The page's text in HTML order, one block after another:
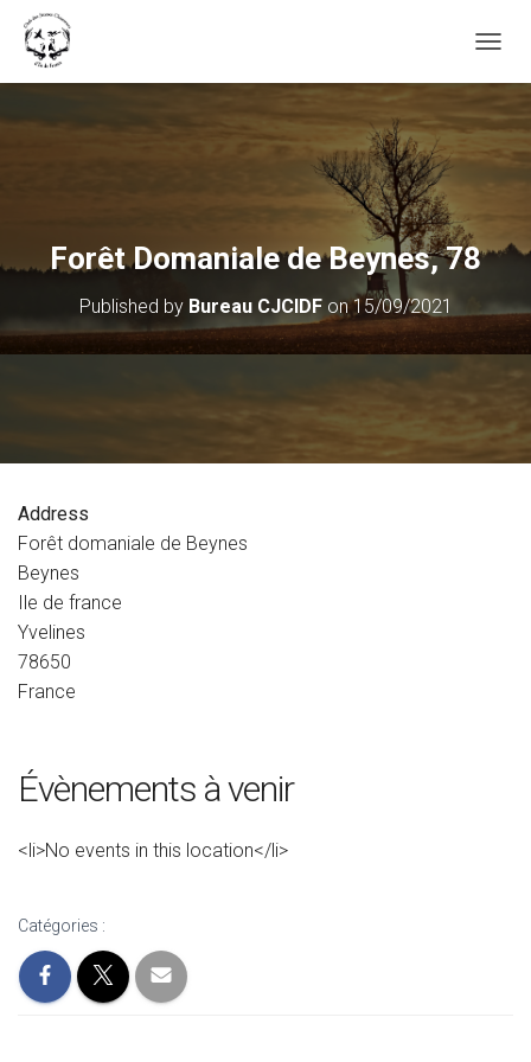
Forêt Domaniale de Beynes, 78
Published by Bureau CJCIDFon15/09/2021
Address
Forêt domaniale de Beynes
Beynes
Ile de france
Yvelines
78650
France
Évènements à venir
<li>No events in this location</li>
Catégories :